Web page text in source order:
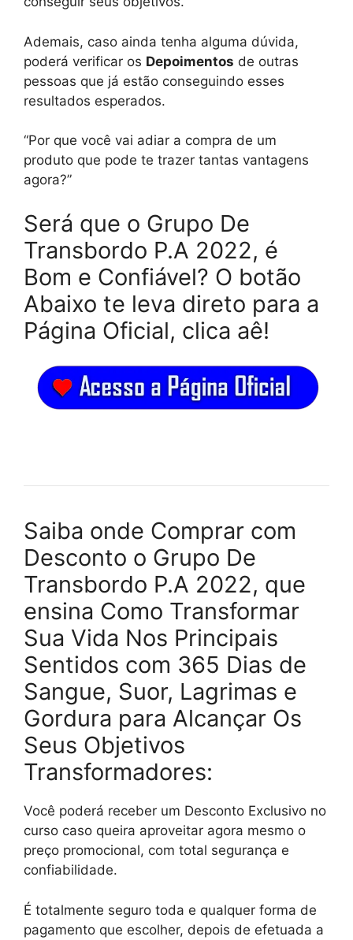
Ademais, caso ainda tenha alguma dúvida,
poderá verificar os Depoimentos de outras
pessoas que já estão conseguindo esses
resultados esperados.
“Por que você vai adiar a compra de um
produto que pode te trazer tantas vantagens
agora?”
Será que o Grupo De
Transbordo P.A 2022, é
Bom e Confiável? O botão
Abaixo te leva direto para a
Página Oficial, clica aê!
Saiba onde Comprar com
Desconto o Grupo De
Transbordo P.A 2022, que
ensina Como Transformar
Sua Vida Nos Principais
Sentidos com 365 Dias de
Sangue, Suor, Lagrimas e
Gordura para Alcançar Os
Seus Objetivos
Transformadores:
Você poderá receber um Desconto Exclusivo no
curso caso queira aproveitar agora mesmo o
preço promocional, com total segurança e
confiabilidade.
É totalmente seguro toda e qualquer forma de
pagamento que escolher, depois de efetuada a